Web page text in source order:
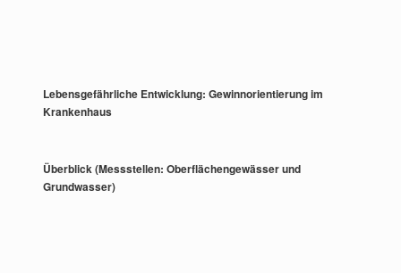
Lebensgefährliche Entwicklung: Gewinnorientierung im
Krankenhaus
Überblick (Messstellen: Oberflächengewässer und
Grundwasser)